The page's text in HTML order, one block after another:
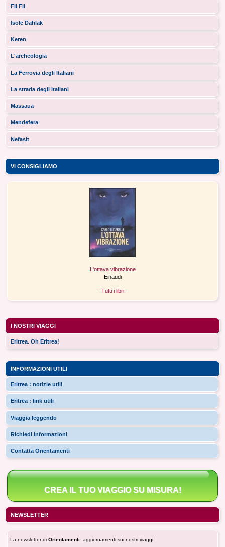
Fil Fil
Isole Dahlak
Keren
L'archeologia
La Ferrovia degli Italiani
La strada degli Italiani
Massaua
Mendefera
Nefasit
VI CONSIGLIAMO
L'ottava vibrazione
Einaudi
- Tutti i libri-
I NOSTRI VIAGGI
Eritrea. Oh Eritrea!
INFORMAZIONI UTILI
Eritrea : notizie utili
Eritrea : link utili
Viaggia leggendo
Richiedi informazioni
Contatta Orientamenti
CREA IL TUO VIAGGIO SU MISURA!
NEWSLETTER
La newsletter di Orientamenti: aggiornamenti sui nostri viaggi